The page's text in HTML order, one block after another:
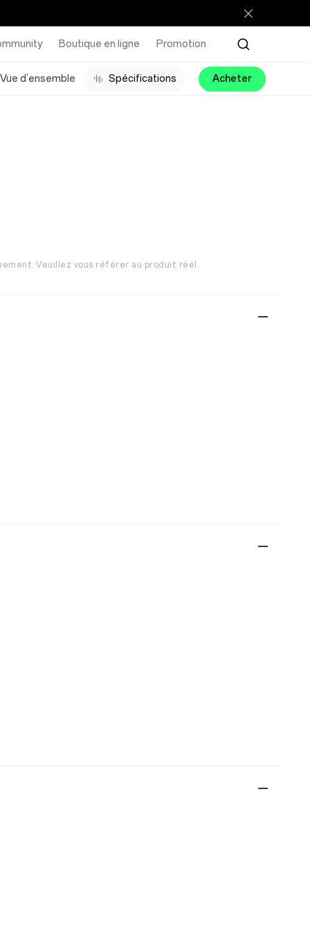
Boutique en ligne Promotion
Vue d’ensemble Spécifications Acheter
Veuillez vous référer au produit réel.